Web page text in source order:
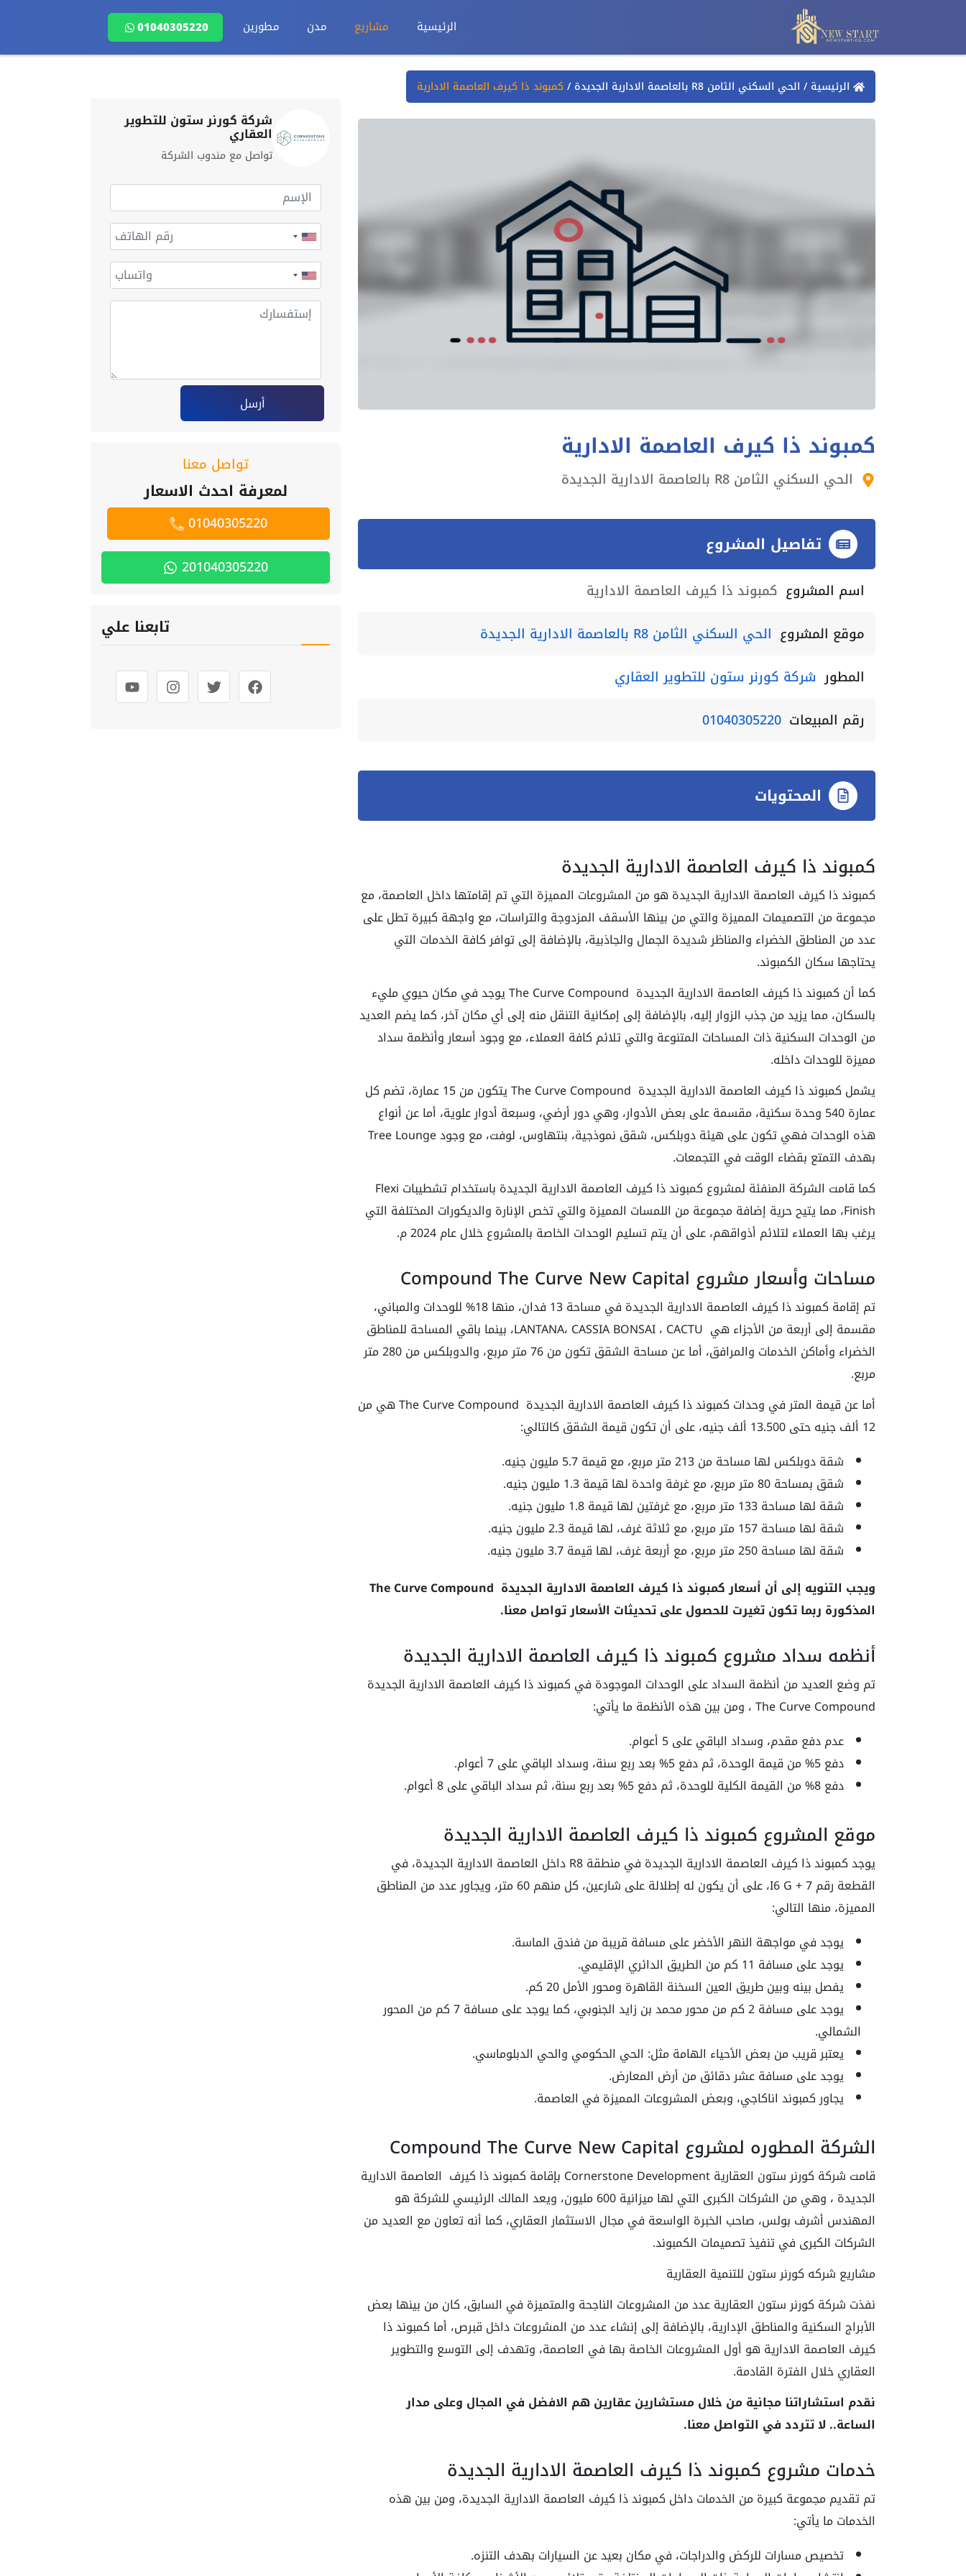
الرئيسية مشاريع مدن مطورين 01040305220
الرئيسية / الحي السكني الثامن R8 بالعاصمة الادارية الجديدة /كمبوند ذا كيرف العاصمة الادارية
كمبوند ذا كيرف العاصمة الادارية
الحي السكني الثامن R8 بالعاصمة الادارية الجديدة
تفاصيل المشروع
اسم المشروع كمبوند ذا كيرف العاصمة الادارية
موقع المشروع الحي السكني الثامن R8 بالعاصمة الادارية الجديدة
المطور شركة كورنر ستون للتطوير العقاري
رقم المبيعات 01040305220
المحتويات
كمبوند ذا كيرف العاصمة الادارية الجديدة
كمبوند ذا كيرف العاصمة الادارية الجديدة هو من المشروعات المميزة التي تم إقامتها داخل العاصمة، مع
مجموعة من التصميمات المميزة والتي من بينها الأسقف المزدوجة والتراسات، مع واجهة كبيرة تطل على
عدد من المناطق الخضراء والمناظر شديدة الجمال والجاذبية، بالإضافة إلى توافر كافة الخدمات التي
يحتاجها سكان الكمبوند.
كما أن كمبوند ذا كيرف العاصمة الادارية الجديدة The Curve Compound يوجد في مكان حيوي مليء
بالسكان، مما يزيد من جذب الزوار إليه، بالإضافة إلى إمكانية التنقل منه إلى أي مكان آخر، كما يضم العديد
من الوحدات السكنية ذات المساحات المتنوعة والتي تلائم كافة العملاء، مع وجود أسعار وأنظمة سداد
مميزة للوحدات داخله.
يشمل كمبوند ذا كيرف العاصمة الادارية الجديدة The Curve Compound يتكون من 15 عمارة، تضم كل
عمارة 540 وحدة سكنية، مقسمة على بعض الأدوار، وهي دور أرضي، وسبعة أدوار علوية، أما عن أنواع
هذه الوحدات فهي تكون على هيئة دوبلكس، شقق نموذجية، بنتهاوس، لوفت، مع وجود Tree Lounge
بهدف التمتع بقضاء الوقت في التجمعات.
كما قامت الشركة المنفئة لمشروع كمبوند ذا كيرف العاصمة الادارية الجديدة باستخدام تشطيبات Flexi
Finish، مما يتيح حرية إضافة مجموعة من اللمسات المميزة والتي تخص الإنارة والديكورات المختلفة التي
يرغب بها العملاء لتلائم أذواقهم، على أن يتم تسليم الوحدات الخاصة بالمشروع خلال عام 2024 م.
مساحات وأسعار مشروع Compound The Curve New Capital‎
تم إقامة كمبوند ذا كيرف العاصمة الادارية الجديدة في مساحة 13 فدان، منها 18% للوحدات والمباني،
مقسمة إلى أربعة من الأجزاء هي LANTANA، CASSIA BONSAI ، CACTU، بينما باقي المساحة للمناطق
الخضراء وأماكن الخدمات والمرافق، أما عن مساحة الشقق تكون من 76 متر مربع، والدوبلكس من 280 متر
مربع.
أما عن قيمة المتر في وحدات كمبوند ذا كيرف العاصمة الادارية الجديدة The Curve Compound هي من
12 ألف جنيه حتى 13.500 ألف جنيه، على أن تكون قيمة الشقق كالتالي:
شقة دوبلكس لها مساحة من 213 متر مربع، مع قيمة 5.7 مليون جنيه.
شقق بمساحة 80 متر مربع، مع غرفة واحدة لها قيمة 1.3 مليون جنيه.
شقة لها مساحة 133 متر مربع، مع غرفتين لها قيمة 1.8 مليون جنيه.
شقة لها مساحة 157 متر مربع، مع ثلاثة غرف، لها قيمة 2.3 مليون جنيه.
شقة لها مساحة 250 متر مربع، مع أربعة غرف، لها قيمة 3.7 مليون جنيه.
ويجب التنويه إلى أن أسعار كمبوند ذا كيرف العاصمة الادارية الجديدة The Curve Compound
المذكورة ربما تكون تغيرت للحصول على تحديثات الأسعار تواصل معنا.
أنظمه سداد مشروع كمبوند ذا كيرف العاصمة الادارية الجديدة
تم وضع العديد من أنظمة السداد على الوحدات الموجودة في كمبوند ذا كيرف العاصمة الادارية الجديدة
The Curve Compound ، ومن بين هذه الأنظمة ما يأتي:
عدم دفع مقدم، وسداد الباقي على 5 أعوام.
دفع 5% من قيمة الوحدة، ثم دفع 5% بعد ربع سنة، وسداد الباقي على 7 أعوام.
دفع 8% من القيمة الكلية للوحدة، ثم دفع 5% بعد ربع سنة، ثم سداد الباقي على 8 أعوام.
موقع المشروع كمبوند ذا كيرف العاصمة الادارية الجديدة
يوجد كمبوند ذا كيرف العاصمة الادارية الجديدة في منطقة R8 داخل العاصمة الادارية الجديدة، في
القطعة رقم I6 G + 7، على أن يكون له إطلالة على شارعين، كل منهم 60 متر، ويجاور عدد من المناطق
المميزة، منها التالي:
يوجد في مواجهة النهر الأخضر على مسافة قريبة من فندق الماسة.
يوجد على مسافة 11 كم من الطريق الدائري الإقليمي.
يفصل بينه وبين طريق العين السخنة القاهرة ومحور الأمل 20 كم.
يوجد على مسافة 2 كم من محور محمد بن زايد الجنوبي، كما يوجد على مسافة 7 كم من المحور
الشمالي.
يعتبر قريب من بعض الأحياء الهامة مثل: الحي الحكومي والحي الدبلوماسي.
يوجد على مسافة عشر دقائق من أرض المعارض.
يجاور كمبوند اناكاجي، وبعض المشروعات المميزة في العاصمة.
الشركة المطوره لمشروع Compound The Curve New Capital‎
قامت شركة كورنر ستون العقارية Cornerstone Development بإقامة كمبوند ذا كيرف العاصمة الادارية
الجديدة ، وهي من الشركات الكبرى التي لها ميزانية 600 مليون، ويعد المالك الرئيسي للشركة هو
المهندس أشرف بولس، صاحب الخبرة الواسعة في مجال الاستثمار العقاري، كما أنه تعاون مع العديد من
الشركات الكبرى في تنفيذ تصميمات الكمبوند.
مشاريع شركه كورنر ستون للتنمية العقارية
نفذت شركة كورنر ستون العقارية عدد من المشروعات الناجحة والمتميزة في السابق، كان من بينها بعض
الأبراج السكنية والمناطق الإدارية، بالإضافة إلى إنشاء عدد من المشروعات داخل قبرص، أما كمبوند ذا
كيرف العاصمة الادارية هو أول المشروعات الخاصة بها في العاصمة، وتهدف إلى التوسع والتطوير
العقاري خلال الفترة القادمة.
نقدم استشاراتنا مجانية من خلال مستشارين عقارين هم الافضل في المجال وعلى مدار
الساعة.. لا تتردد في التواصل معنا.
خدمات مشروع كمبوند ذا كيرف العاصمة الادارية الجديدة
تم تقديم مجموعة كبيرة من الخدمات داخل كمبوند ذا كيرف العاصمة الادارية الجديدة، ومن بين هذه
الخدمات ما يأتي:
تخصيص مسارات للركض والدراجات، في مكان بعيد عن السيارات بهدف التنزه.
شركة كورنر ستون للتطوير
العقاري
تواصل مع مندوب الشركة
أرسل
تواصل معنا
لمعرفة احدث الاسعار
01040305220
201040305220
تابعنا علي